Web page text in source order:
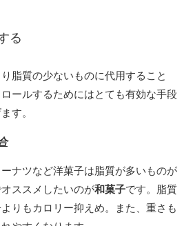
る
脂質の少ないものに代用すること
ールするためにはとても有効な手段
す。
ナツなど洋菓子は脂質が多いものが
ススメしたいのが和菓子です。脂質
りもカロリー抑えめ。また、重さも